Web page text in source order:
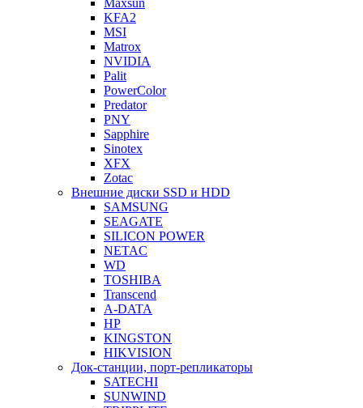
Maxsun
KFA2
MSI
Matrox
NVIDIA
Palit
PowerColor
Predator
PNY
Sapphire
Sinotex
XFX
Zotac
Внешние диски SSD и HDD
SAMSUNG
SEAGATE
SILICON POWER
NETAC
WD
TOSHIBA
Transcend
A-DATA
HP
KINGSTON
HIKVISION
Док-станции, порт-репликаторы
SATECHI
SUNWIND